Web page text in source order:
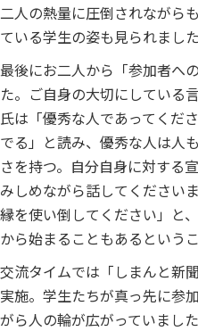
二人の熱量に圧倒されながら
ている学生の姿も見られました
最後にお二人から「参加者へ
た。ご自身の大切にしている
氏は「優秀な人であってくだ
でる」と読み、優秀な人は人
さを持つ。自分自身に対する
みしめながら話してください
縁を使い倒してください」と
から始まることもあるという
交流タイムでは「しまんと新
実施。学生たちが真っ先に参
がら人の輪が広がっていまし